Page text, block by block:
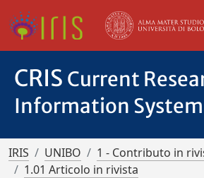
CRIS Current
Information System
IRIS UNIBO
1 - Contributo in
1.01 Articolo in rivista